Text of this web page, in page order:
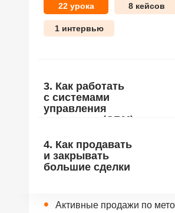
22 урока 8 кейсов
1 интервью
3. Как работать
с системами
управления
клиентами (CRM)
4. Как продавать
и закрывать
большие сделки
Активные продажи по
•